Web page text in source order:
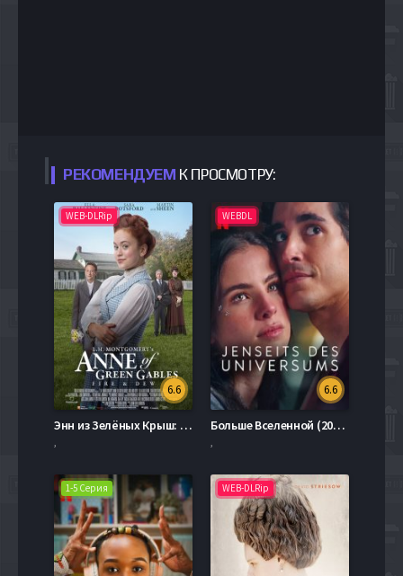
РЕКОМЕНДУЕМ К ПРОСМОТРУ:
WEB-DLRip
6.6
Энн из Зелёных Крыш: Пламя и роса (2017)
WEBDL
6.6
Больше Вселенной (2022)
1-5 Серия WEB-DLRip